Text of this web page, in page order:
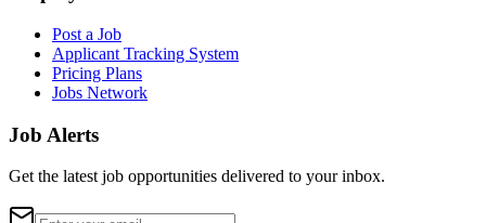
Post a Job
Applicant Tracking System
Pricing Plans
Jobs Network
Job Alerts
Get the latest job opportunities delivered to your inbox.